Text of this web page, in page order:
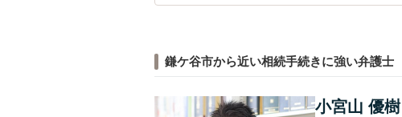
鎌ケ谷市から近い相続手続きに強い弁護士
小宮山 優樹